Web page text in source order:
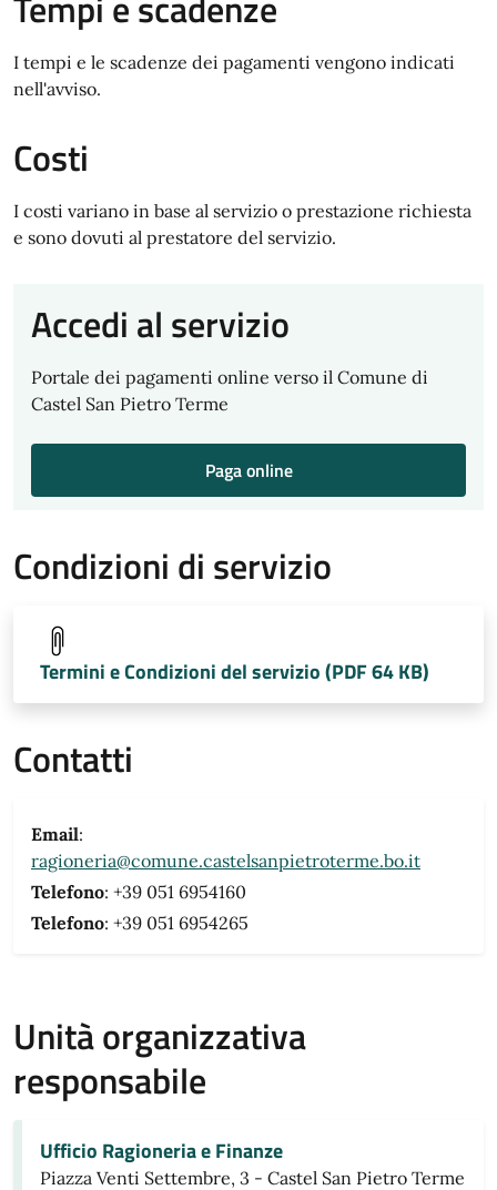
I tempi e le scadenze dei pagamenti vengono indicati
nell'avviso.
Costi
I costi variano in base al servizio o prestazione richiesta
e sono dovuti al prestatore del servizio.
Accedi al servizio
Portale dei pagamenti online verso il Comune di
Castel San Pietro Terme
Paga online
Condizioni di servizio
Termini e Condizioni del servizio (PDF 64 KB)
Contatti
Email:
ragioneria@comune.castelsanpietroterme.bo.it
Telefono: +39 051 6954160
Telefono: +39 051 6954265
Unità organizzativa
responsabile
Ufficio Ragioneria e Finanze
Piazza Venti Settembre, 3 - Castel San Pietro Terme